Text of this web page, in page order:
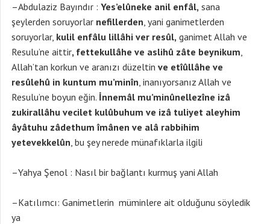
–Abdulaziz Bayındır : Yes’elûneke anil enfâl, sana
şeylerden soruyorlar nefillerden, yani ganimetlerden
soruyorlar, kulil enfâlu lillâhi ver resûl, ganimet Allah ve
Resulu’ne aittir, fettekullâhe ve aslihû zâte beynikum,
Allah’tan korkun ve aranızı düzeltin ve etîûllâhe ve
resûlehû in kuntum mu’minîn, inanıyorsanız Allah ve
Resulu’ne boyun eğin. İnnemâl mu’minûnellezîne izâ
zukirallâhu vecilet kulûbuhum ve izâ tuliyet aleyhim
âyâtuhu zâdethum îmânen ve alâ rabbihim
yetevekkelûn, bu şey nerede münafıklarla ilgili
–Yahya Şenol : Nasıl bir bağlantı kurmuş yani Allah
–Katılımcı: Ganimetlerin müminlere ait olduğunu söyledik
ya